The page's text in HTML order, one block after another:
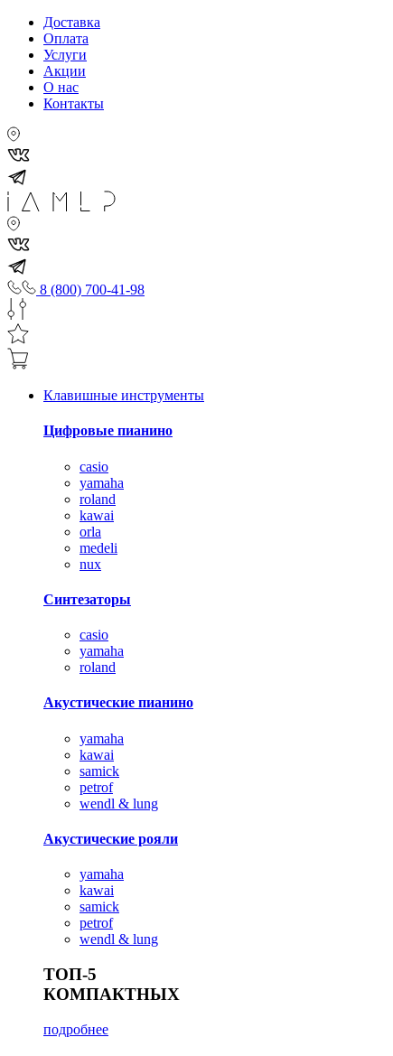
Доставка
Оплата
Услуги
Акции
О нас
Контакты
8 (800) 700-41-98
Клавишные инструменты
Цифровые пианино
casio
yamaha
roland
kawai
orla
medeli
nux
Синтезаторы
casio
yamaha
roland
Акустические пианино
yamaha
kawai
samick
petrof
wendl & lung
Акустические рояли
yamaha
kawai
samick
petrof
wendl & lung
ТОП-5
КОМПАКТНЫХ
подробнее